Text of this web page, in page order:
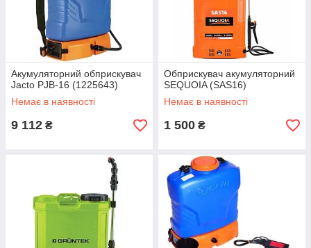
Акумуляторний обприскувач
Jacto PJB-16 (1225643)
Немає в наявності
9 112 ₴
Обприскувач акумуляторний
SEQUOIA (SAS16)
Немає в наявності
1 500 ₴